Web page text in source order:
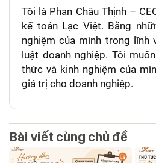
Tôi là Phan Châu Thịnh –
kế toán Lạc Việt. Bằng
nghiệm của mình trong lĩnh
luật doanh nghiệp. Tôi
thức và kinh nghiệm của
giá trị cho doanh nghiệp.
Bài viết cùng chủ đề